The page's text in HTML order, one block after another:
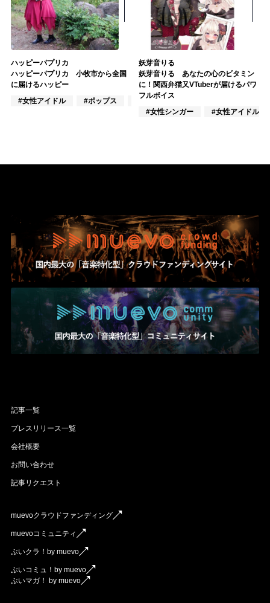
ハッピーパプリカ
ハッピーパプリカ 小牧市から全国
に届けるハッピー
#女性アイドル
#ポップス #J-POP
妖芽音りる
妖芽音りる あなたの心のビタミン
に！関西弁猫又VTuberが届けるパワ
フルボイス
#女性シンガー
#女性アイドル
記事一覧
プレスリリース一覧
会社概要
お問い合わせ
記事リクエスト
muevoクラウドファンディング
muevoコミュニティ
ぶいクラ！by muevo
ぶいコミュ！by muevo
ぶいマガ！ by muevo